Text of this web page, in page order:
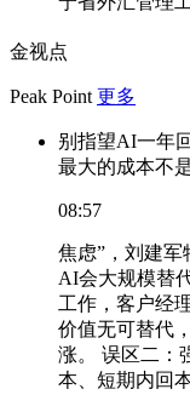
金视点
Peak Point 更多
别指望AI一年
最大的成本不
08:57
焦虑”，刘建军
AI会大规模替
工作，客户经
价值无可替代
涨。 误区二：
本、短期内回